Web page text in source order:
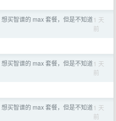
想买智谱的 max 套餐，但是不知道1 天
前
想买智谱的 max 套餐，但是不知道1 天
前
想买智谱的 max 套餐，但是不知道1 天
前